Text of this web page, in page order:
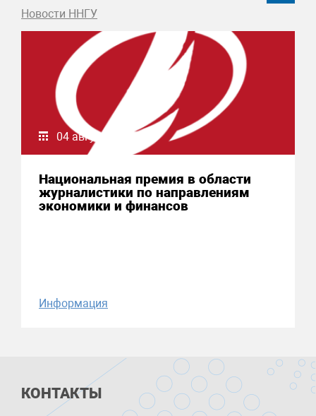
Новости ННГУ
04 августа 2026
Национальная премия в области
журналистики по направлениям
экономики и финансов
Информация
КОНТАКТЫ